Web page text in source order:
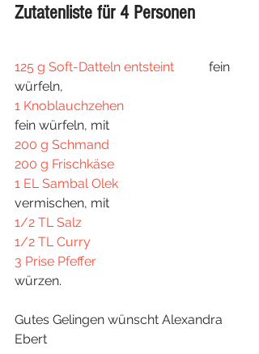
Zutatenliste für 4 Personen
125 g Soft-Datteln entsteint
würfeln,
fein würfeln, mit
200 g Frischkäse
vermischen, mit
1/2 TL Salz
1/2 TL Curry
3 Prise Pfeffer
würzen.
Gutes Gelingen wünscht Alexandra
Ebert